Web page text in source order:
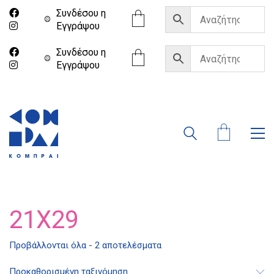
Συνδέσου η
Eγγράψου
Συνδέσου η
Eγγράψου
21X29
Προβάλλονται όλα - 2 αποτελέσματα
Προκαθορισμένη ταξινόμησηΔιδότου 34, Αθήνα 106 80